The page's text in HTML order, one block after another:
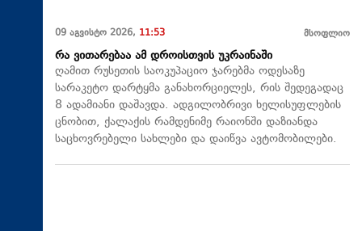
09 აგვისტო 2026, 11:53 მსოფლიო
რა ვითარებაა ამ დროისთვის უკრაინაში
ღამით რუსეთის საოკუპაციო ჯარებმა ოდესაზე
სარაკეტო დარტყმა განახორციელეს, რის შედეგადაც
8 ადამიანი დაშავდა. ადგილობრივი ხელისუფლების
ცნობით, ქალაქის რამდენიმე რაიონში დაზიანდა
საცხოვრებელი სახლები და დაიწვა ავტომობილები.